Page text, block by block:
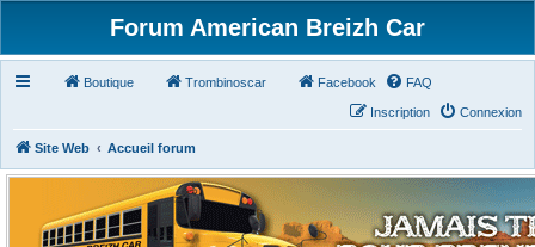
Forum American Breizh Car
Boutique Trombinoscar Facebook FAQ
Connexion
Inscription
Site Web Accueil forum